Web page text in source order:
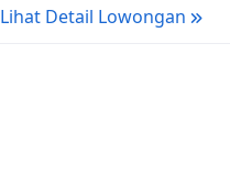
Lihat Detail Lowongan